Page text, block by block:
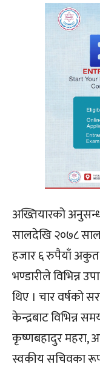
अख्तियारको
सालदेखि २०७८
हजार ६ रुपैयाँ अकुत
भण्डारीले विभिन्न
थिए । चार वर्षको
केन्द्रबाट विभिन्न
कृष्णबहादुर महरा,
स्वकीय सचिवका